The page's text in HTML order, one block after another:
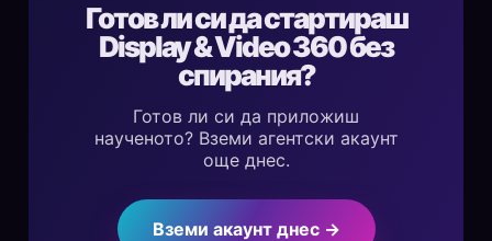
Готов ли си да стартираш
Display & Video 360 без
спирания?
Готов ли си да приложиш
наученото? Вземи агентски акаунт
още днес.
Вземи акаунт днес →